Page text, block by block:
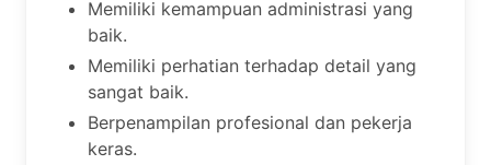
Memiliki kemampuan administrasi yang
baik.
Memiliki perhatian terhadap detail yang
sangat baik.
Berpenampilan profesional dan pekerja
keras.